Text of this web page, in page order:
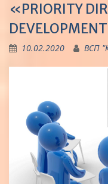
«PRIORITY
10.02.2020 ВСП